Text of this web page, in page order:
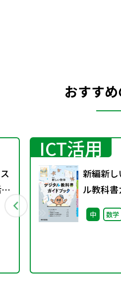
おすす
ICT活用
新編新
ル教科
中 数学